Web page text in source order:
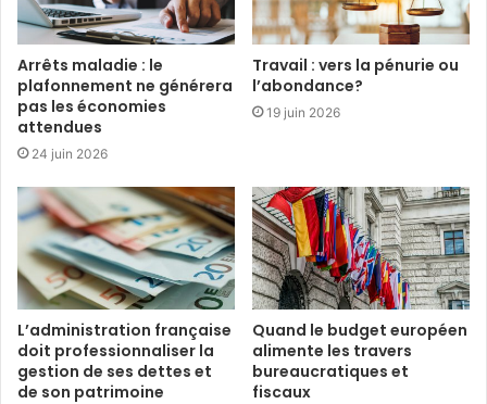
Arrêts maladie : le
plafonnement ne générera
pas les économies
attendues
24 juin 2026
Travail : vers la pénurie ou
l’abondance?
19 juin 2026
L’administration française
doit professionnaliser la
gestion de ses dettes et
de son patrimoine
Quand le budget européen
alimente les travers
bureaucratiques et
fiscaux